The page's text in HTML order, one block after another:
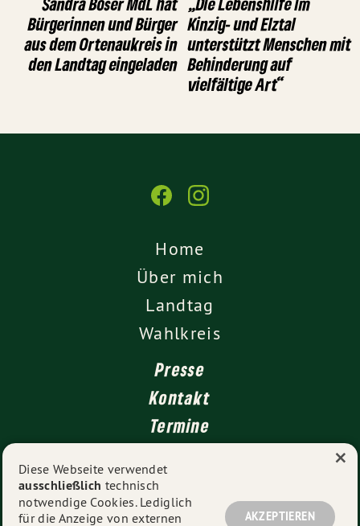
Bürgerinnen und Bürger
aus dem Ortenaukreis in
den Landtag eingeladen
Kinzig- und Elztal
unterstützt Menschen mit
Behinderung auf
vielfältige Art“
Home
Über mich
Landtag
Wahlkreis
Presse
Kontakt
Termine
Impressum
Datenschutz
Diese Webseite verwendet
ausschließlich technisch
notwendige Cookies. Lediglich
für die Anzeige von externen
AKZEPTIEREN
×